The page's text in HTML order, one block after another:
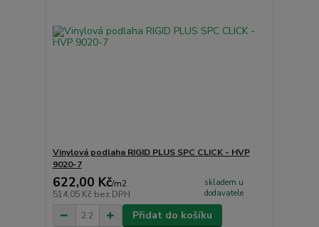
Vinylová podlaha RIGID PLUS SPC CLICK - HVP
9020-7
622,00 Kč/m2
514,05 Kč bez DPH
skladem u
dodavatele
Přidat do košíku